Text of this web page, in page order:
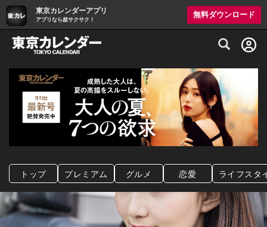
東京カレンダーアプリ
アプリなら超サクサク！
無料ダウンロード
グルメ情報・プレミアムレストラン予約
トップ プレミアム グルメ 恋愛 ライフスタ